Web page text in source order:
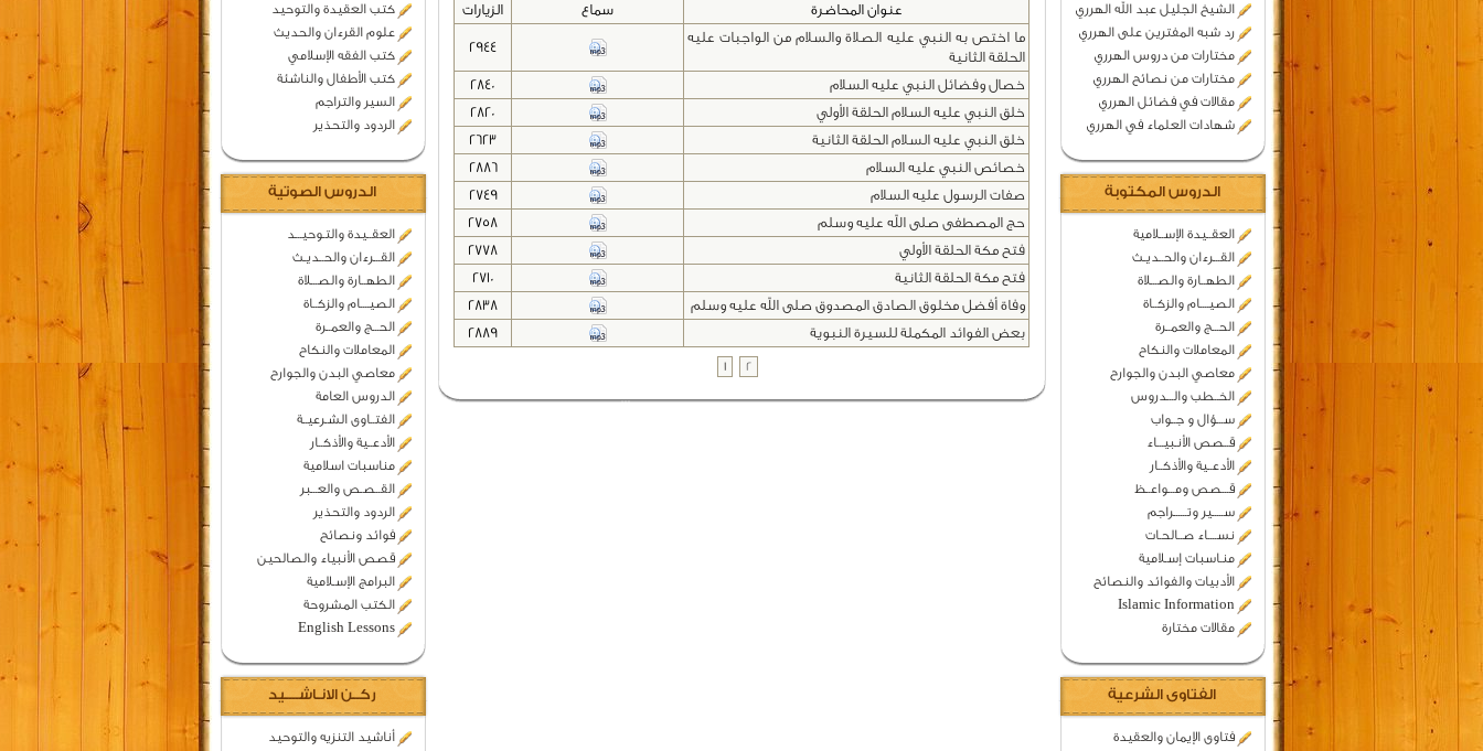
الشيخ الجليل عبد الله الهرري
رد شبه المفترين على الهرري
مختارات من دروس الهرري
مختارات من نصائح الهرري
مقالات في فضائل الهرري
شهادات العلماء في الهرري
الدروس المكتوبة
العقــيدة الإســلامية
القـــرءان والحــديـث
الطهــارة والصـــلاة
الصيــــام والزكــاة
الحـــج والعمــرة
المعاملات والنكاح
معاصي البدن والجوارح
الخــطب والـــدروس
ســـؤال و جــواب
قــصص الأنـبيـــاء
الأدعــية والأذكــار
قـــصص ومـــواعــظ
ســـــير وتــــــراجم
نســــاء صــالحـات
منـاسبات إسـلامية
الأدبيات والفوائد والنصائح
Islamic Information
مقالات مختارة
الفتاوى الشرعية
فتاوى الإيمان والعقيدة
كتب العقيدة والتوحيد
علوم القرءان والحديث
كتب الفقه الإسلامي
كتب الأطفال والناشئة
السير والتراجم
الردود والتحذير
الدروس الصوتية
العقــيدة والتـوحيـــد
القـــرءان والحــديـث
الطهــارة والصـــلاة
الصيــــام والزكــاة
الحـــج والعمــرة
المعاملات والنكاح
معاصي البدن والجوارح
الدروس العامة
الفتــاوى الشـرعيــة
الأدعــية والأذكــار
مناسبات اسلامية
القــصـص والعـــبر
الردود والتحذير
فوائد ونصائح
قصص الأنبياء والصالحين
البرامج الإسـلامية
الكتب المشروحة
English Lessons
ركــن الانـاشــــيد
أناشيد التنزيه والتوحيد
عنوان المحاضرة سماع
الزيارات
ما اختص به النبي عليه الصلاة والسلام من الواجبات عليه
الحلقة الثانية
2944
خصال وفضائل النبي عليه السلام
2840
خلق النبي عليه السلام الحلقة الأولي
2820
خلق النبي عليه السلام الحلقة الثانية
2623
خصائص النبي عليه السلام
2886
صفات الرسول عليه السلام
2749
حج المصطفى صلى الله عليه وسلم
2758
فتح مكة الحلقة الأولي
2778
فتح مكة الحلقة الثانية
2710
وفاة أفضل مخلوق الصادق المصدوق صلى الله عليه وسلم
2838
بعض الفوائد المكملة للسيرة النبوية
2889
1 2